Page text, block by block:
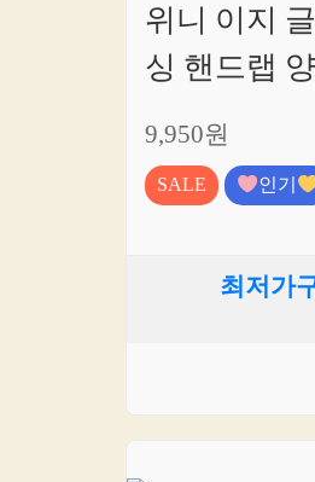
위니 이지
싱 핸드랩
9,950원
SALE 인기
최저가